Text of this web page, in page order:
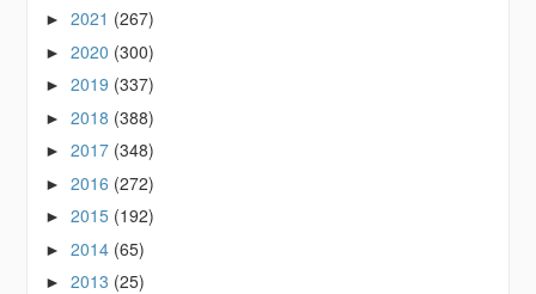
►2021 (267)
►2020 (300)
►2019 (337)
►2018 (388)
►2017 (348)
►2016 (272)
►2015 (192)
►2014 (65)
►2013 (25)